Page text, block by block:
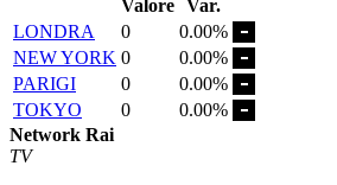
Valore Var.
LONDRA
0
0.00%
NEW YORK 0
0.00%
PARIGI
0
0.00%
TOKYO
0
0.00%
Network Rai
TV